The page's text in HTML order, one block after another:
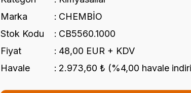
Marka
CHEMBİO
Stok Kodu
CB5560.1000
Fiyat
48,00 EUR + KDV
Havale
2.973,60 ₺ (%4,00 havale